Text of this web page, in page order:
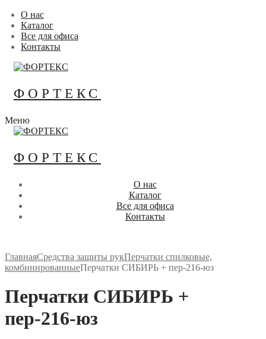
Перейти
содержимому
Меню
Закрыть
О нас
Каталог
Все для офиса
Контакты
ФОРТЕКС
Меню
ФОРТЕКС
О нас
Каталог
Все для офиса
Контакты
ГлавнаяСредства защиты рукПерчатки спилковые,
комбинированныеПерчатки СИБИРЬ + пер-216-юз
Перчатки СИБИРЬ +
пер-216-юз